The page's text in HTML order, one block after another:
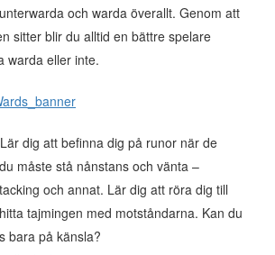
och warda överallt. Genom att
sitter blir du alltid en bättre spelare
warda eller inte.
dig att befinna dig på runor när de
måste stå nånstans och vänta –
och annat. Lär dig att röra dig till
tajmingen med motståndarna. Kan du
bara på känsla?